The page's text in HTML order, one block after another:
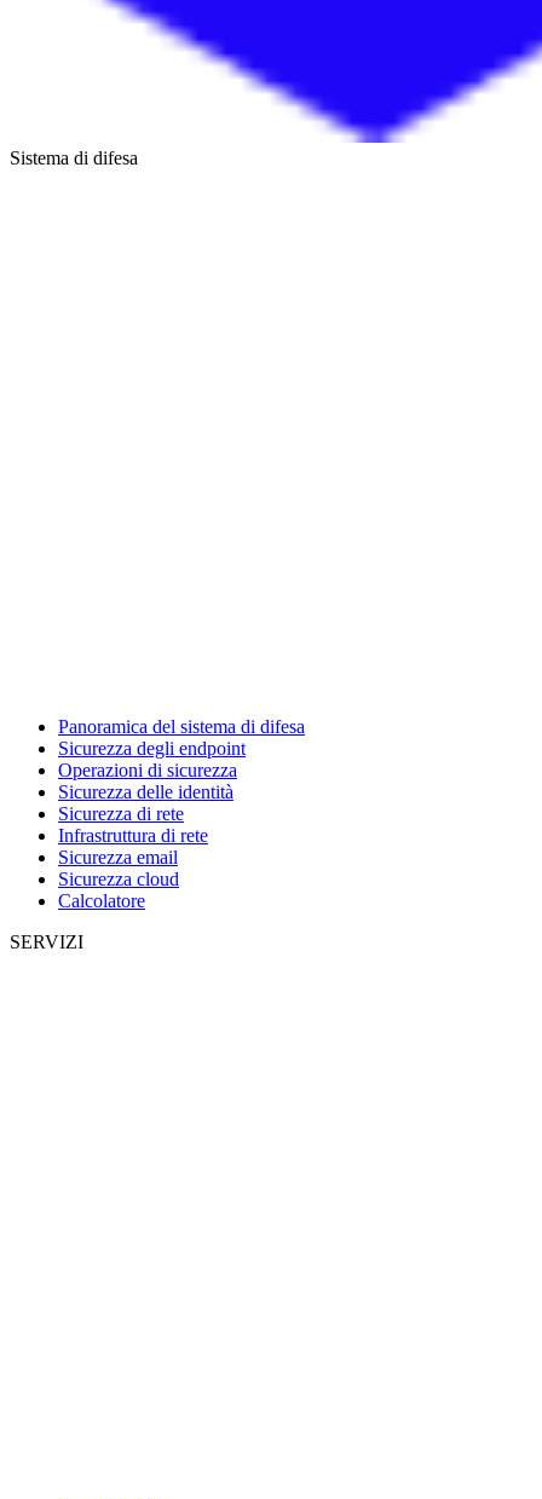
Sistema di difesa
Panoramica del sistema di difesa
Sicurezza degli endpoint
Operazioni di sicurezza
Sicurezza delle identità
Sicurezza di rete
Infrastruttura di rete
Sicurezza email
Sicurezza cloud
Calcolatore
SERVIZI